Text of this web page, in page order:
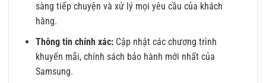
sàng tiếp chuyện và xử lý mọi yêu cầu của khách
hàng.
Thông tin chính xác:Cập nhật các chương trình
khuyến mãi, chính sách bảo hành mới nhất của
Samsung.